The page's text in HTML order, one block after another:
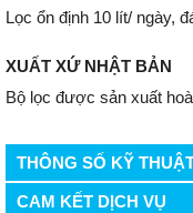
Lọc ổn định 10 lít/ ngày,
XUẤT XỨ NHẬT BẢN
Bộ lọc được sản xuất
THÔNG SỐ KỸ
CAM KẾT DỊCH VỤ